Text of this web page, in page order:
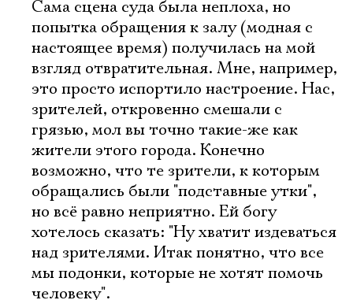
Сама сцена суда была неплоха, но
попытка обращения к залу (модная с
настоящее время) получилась на мой
взгляд отвратительная. Мне, например,
это просто испортило настроение. Нас,
зрителей, откровенно смешали с
грязью, мол вы точно такие-же как
жители этого города. Конечно
возможно, что те зрители, к которым
обращались были "подставные утки",
но всё равно неприятно. Ей богу
хотелось сказать: "Ну хватит издеваться
над зрителями. Итак понятно, что все
мы подонки, которые не хотят помочь
человеку".